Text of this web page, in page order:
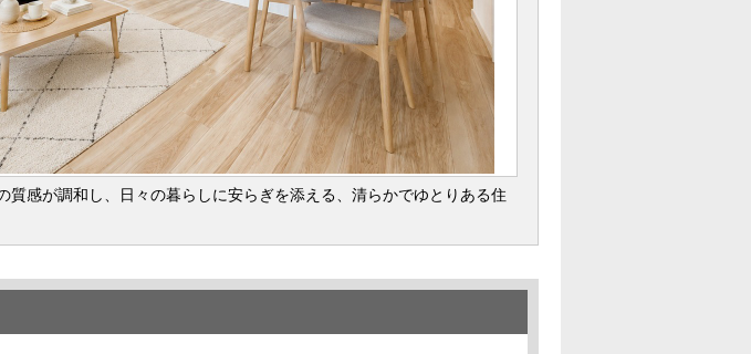
質感が調和し、日々の暮らしに安らぎを添える、清らかでゆとりある住